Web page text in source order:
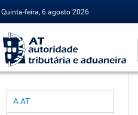
Quinta-feira, 6 agosto 2026
A AT